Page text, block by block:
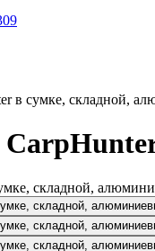
в сумке, складной,
складной,